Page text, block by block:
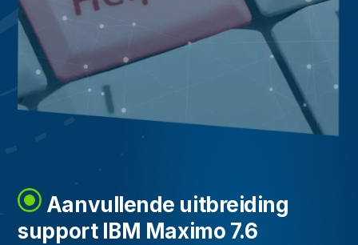
Aanvullende uitbreiding
support IBM Maximo 7.6